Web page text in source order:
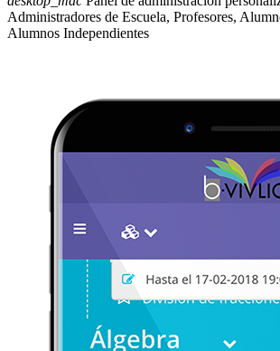
Administradores de Escuela, Profesores,
Alumnos Independientes